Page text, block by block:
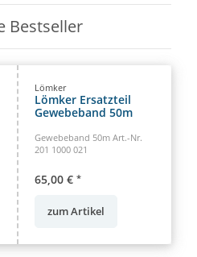
Bestseller
Lömker
Lömker Ersatzteil
Gewebeband 50m
Gewebeband 50m Art.-Nr.
201 1000 021
65,00 € *
zum Artikel